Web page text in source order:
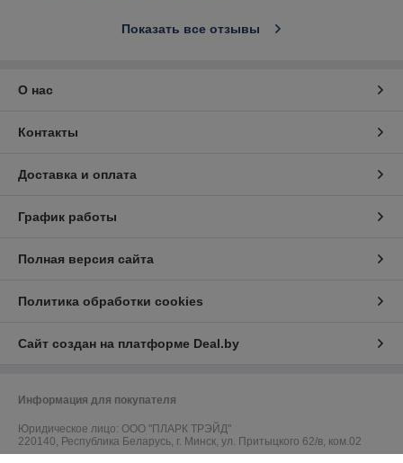
Показать все отзывы
О нас
Контакты
Доставка и оплата
График работы
Полная версия сайта
Политика обработки cookies
Сайт создан на платформе Deal.by
Информация для покупателя
Юридическое лицо: ООО "ПЛАРК ТРЭЙД"
220140, Республика Беларусь, г. Минск, ул. Притыцкого 62/в, ком.02